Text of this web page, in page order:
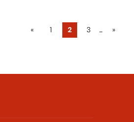
« 1 2 3 ... »